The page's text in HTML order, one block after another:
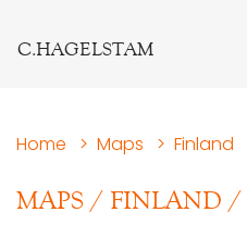
C.HAGELSTAM
Home > Maps > Finland
MAPS / FINLAND /